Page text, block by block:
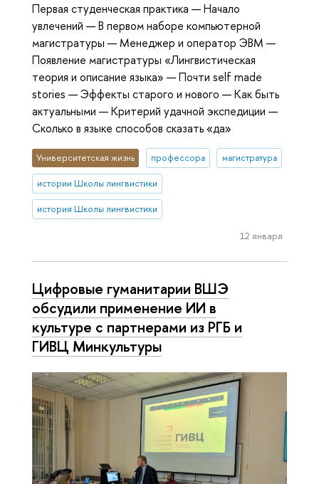
Первая студенческая практика — Начало
увлечений — В первом наборе компьютерной
магистратуры — Менеджер и оператор ЭВМ —
Появление магистратуры «Лингвистическая
теория и описание языка» — Почти self made
stories — Эффекты старого и нового — Как быть
актуальными — Критерий удачной экспедиции —
Сколько в языке способов сказать «да»
Университетская жизнь профессора магистратура
истории Школы лингвистики
история Школы лингвистики
12 января
Цифровые гуманитарии ВШЭ
обсудили применение ИИ в
культуре с партнерами из РГБ и
ГИВЦ Минкультуры